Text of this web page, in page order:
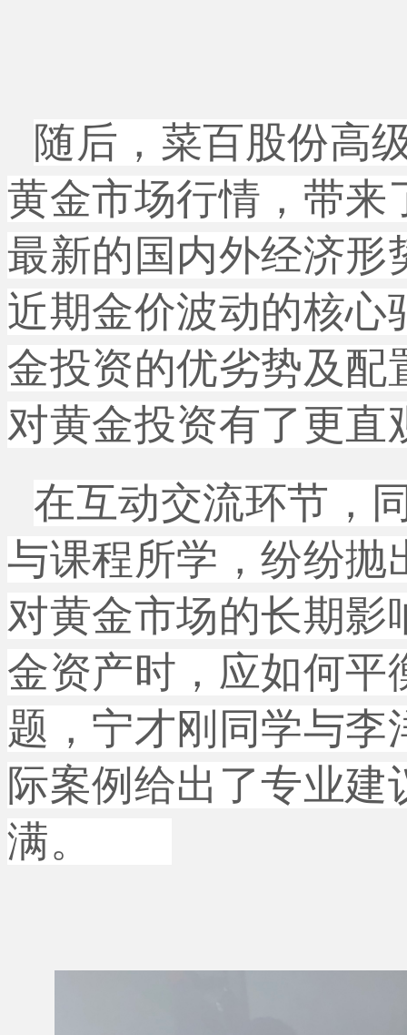
随后，菜百股份高
黄金市场行情，带来
最新的国内外经济形
近期金价波动的核心
金投资的优劣势及配
对黄金投资有了更直
在互动交流环节，
与课程所学，纷纷
对黄金市场的长期影
金资产时，应如何平
题，宁才刚同学与李
际案例给出了专业
满。